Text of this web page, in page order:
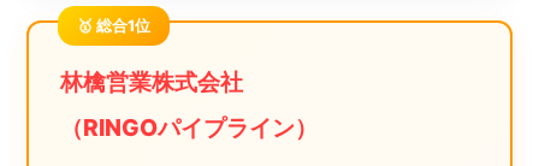
🥇 総合1位
林檎営業株式会社
（RINGOパイプライン）